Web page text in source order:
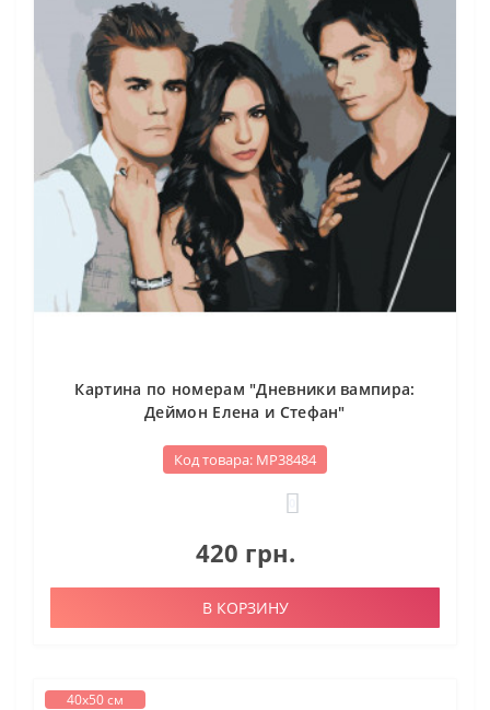
Картина по номерам "Дневники вампира:
Деймон Елена и Стефан"
Код товара: МР38484
420 грн.
В КОРЗИНУ
40х50 см